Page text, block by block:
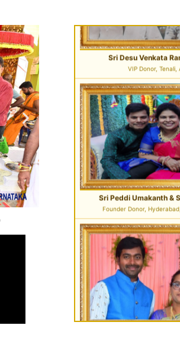
Sri Peddi Umakanth &
Founder Donor,
Sri Pavan
VIP Donor & TG State
Sri Desu Ramesh Babu &